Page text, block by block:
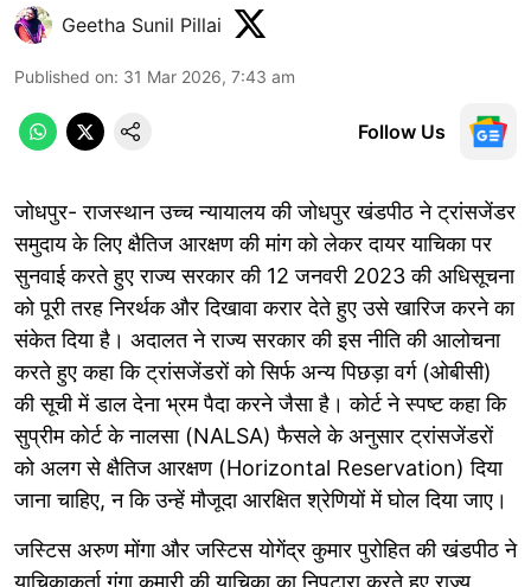
Geetha Sunil Pillai
Published on: 31 Mar 2026, 7:43 am
Follow Us
जोधपुर- राजस्थान उच्च न्यायालय की जोधपुर खंडपीठ ने ट्रांसजेंडर
समुदाय के लिए क्षैतिज आरक्षण की मांग को लेकर दायर याचिका पर
सुनवाई करते हुए राज्य सरकार की 12 जनवरी 2023 की अधिसूचना
को पूरी तरह निरर्थक और दिखावा करार देते हुए उसे खारिज करने का
संकेत दिया है। अदालत ने राज्य सरकार की इस नीति की आलोचना
करते हुए कहा कि ट्रांसजेंडरों को सिर्फ अन्य पिछड़ा वर्ग (ओबीसी)
की सूची में डाल देना भ्रम पैदा करने जैसा है। कोर्ट ने स्पष्ट कहा कि
सुप्रीम कोर्ट के नालसा (NALSA) फैसले के अनुसार ट्रांसजेंडरों
को अलग से क्षैतिज आरक्षण (Horizontal Reservation) दिया
जाना चाहिए, न कि उन्हें मौजूदा आरक्षित श्रेणियों में घोल दिया जाए।
जस्टिस अरुण मोंगा और जस्टिस योगेंद्र कुमार पुरोहित की खंडपीठ ने
याचिकाकर्ता गंगा कुमारी की याचिका का निपटारा करते हुए राज्य